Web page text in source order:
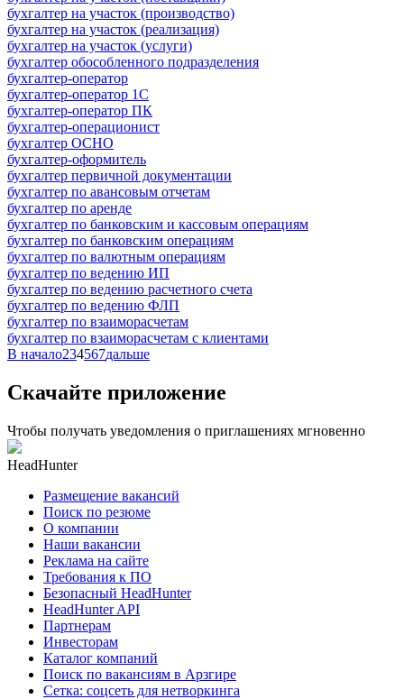
бухгалтер на участок (производство)
бухгалтер на участок (реализация)
бухгалтер на участок (услуги)
бухгалтер обособленного подразделения
бухгалтер-оператор
бухгалтер-оператор 1С
бухгалтер-оператор ПК
бухгалтер-операционист
бухгалтер ОСНО
бухгалтер-оформитель
бухгалтер первичной документации
бухгалтер по авансовым отчетам
бухгалтер по аренде
бухгалтер по банковским и кассовым операциям
бухгалтер по банковским операциям
бухгалтер по валютным операциям
бухгалтер по ведению ИП
бухгалтер по ведению расчетного счета
бухгалтер по ведению ФЛП
бухгалтер по взаиморасчетам
бухгалтер по взаиморасчетам с клиентами
В начало234567дальше
Скачайте приложение
Чтобы получать уведомления о приглашениях мгновенно
HeadHunter
Размещение вакансий
Поиск по резюме
О компании
Наши вакансии
Реклама на сайте
Требования к ПО
Безопасный HeadHunter
HeadHunter API
Партнерам
Инвесторам
Каталог компаний
Поиск по вакансиям в Арзгире
Сетка: соцсеть для нетворкинга